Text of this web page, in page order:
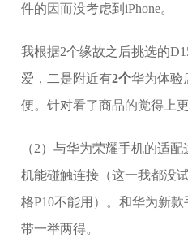
件的因而没考虑到iPhone。
我根据2个缘故之后挑选的
爱，二是附近有2个华为体验
便。针对看了商品的觉得上更
（2）与华为荣耀手机的适
机能碰触连接（这一我都没
格P10不能用）。和华为新
带一举两得。